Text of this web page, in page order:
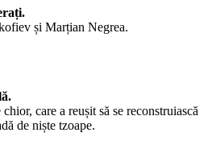
și Marțian Negrea.
care a reușit să se reconstruiască
de niște tzoape.